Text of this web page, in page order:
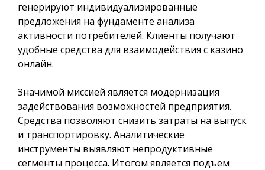
генерируют индивидуализированные
предложения на фундаменте анализа
активности потребителей. Клиенты получают
удобные средства для взаимодействия с казино
онлайн.
Значимой миссией является модернизация
задействования возможностей предприятия.
Средства позволяют снизить затраты на выпуск
и транспортировку. Аналитические
инструменты выявляют непродуктивные
сегменты процесса. Итогом является подъем